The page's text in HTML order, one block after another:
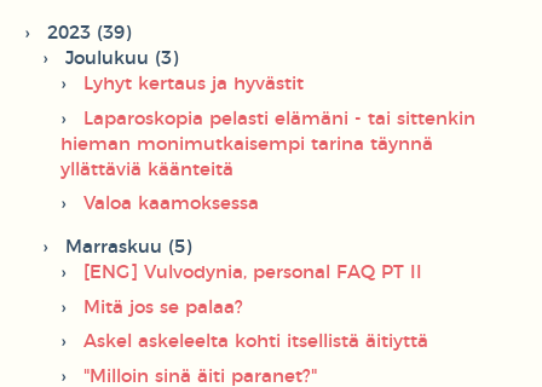
2023 (39)
Joulukuu (3)
Lyhyt kertaus ja hyvästit
Laparoskopia pelasti elämäni - tai sittenkin
hieman monimutkaisempi tarina täynnä
yllättäviä käänteitä
Valoa kaamoksessa
Marraskuu (5)
[ENG] Vulvodynia, personal FAQ PT II
Mitä jos se palaa?
Askel askeleelta kohti itsellistä äitiyttä
"Milloin sinä äiti paranet?"